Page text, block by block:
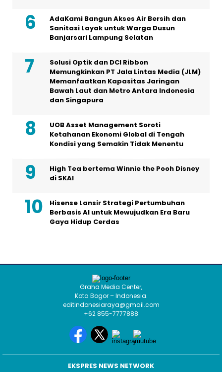
AdaKami Bangun Akses Air Bersih dan
Sanitasi Layak untuk Warga Dusun
Banjarsari Lampung Selatan
Solusi Optik dan DCI Ribbon
Memungkinkan PT Jala Lintas Media (JLM)
Memanfaatkan Kapasitas Jaringan
Bawah Laut dan Metro Antara Indonesia
dan Singapura
UOB Asset Management Soroti
Ketahanan Ekonomi Global di Tengah
Kondisi yang Semakin Tidak Menentu
High Tea bertema Winnie the Pooh Disney
di SKAI
Hisense Lansir Strategi Pertumbuhan
Berbasis AI untuk Mewujudkan Era Baru
Gaya Hidup Cerdas
Graha Media Center,
Kota Bogor – Indonesia.
editindonesiaraya@gmail.com
+62 855-7777888
EKSPRES NEWS NETWORK